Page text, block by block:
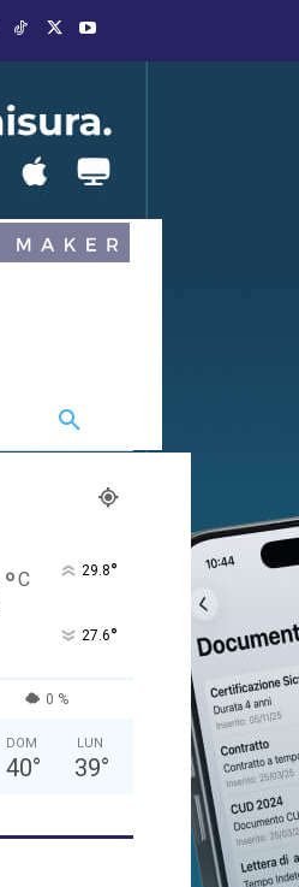
°C 29.8°
27.6°
0 %
DOM
40°
LUN
39°